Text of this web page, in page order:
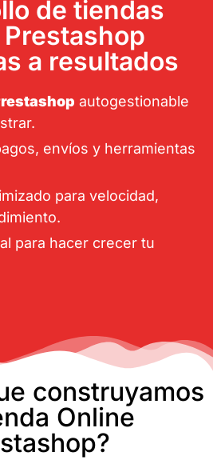
de tiendas
a resultados
autogestionable
envíos y herramientas
para velocidad,
para hacer crecer tu
construyamos
Online